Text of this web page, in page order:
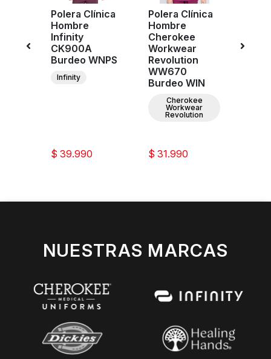
Polera Clínica
Hombre
Infinity
CK900A
Burdeo WNPS
Infinity
$ 39.990
Polera Clínica
Hombre
Cherokee
Workwear
Revolution
WW670
Burdeo WIN
Cherokee
Workwear
Revolution
$ 31.990
NUESTRAS MARCAS